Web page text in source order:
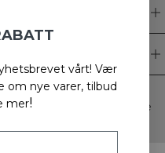
eksklusive tilbud, de siste
vårt! Vær
om nye varer, tilbud
mer!